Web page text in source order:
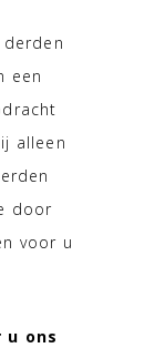
een
alleen
door
voor u
ons